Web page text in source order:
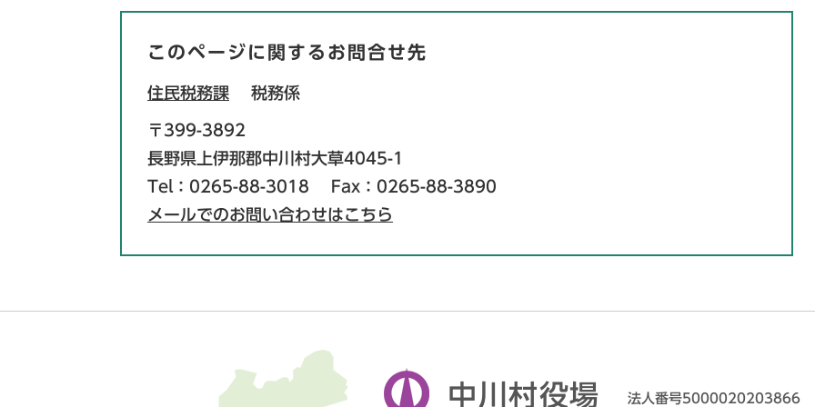
このページに関するお問合せ先
住民税務課 税務係
〒399-3892
長野県上伊那郡中川村大草4045-1
Tel：0265-88-3018
Fax：0265-88-3890
メールでのお問い合わせはこちら
中川村役場 法人番号5000020203866